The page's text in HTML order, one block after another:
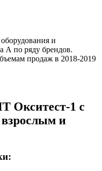
и
А по ряду брендов.
продаж в 2018-2019
1 с
и